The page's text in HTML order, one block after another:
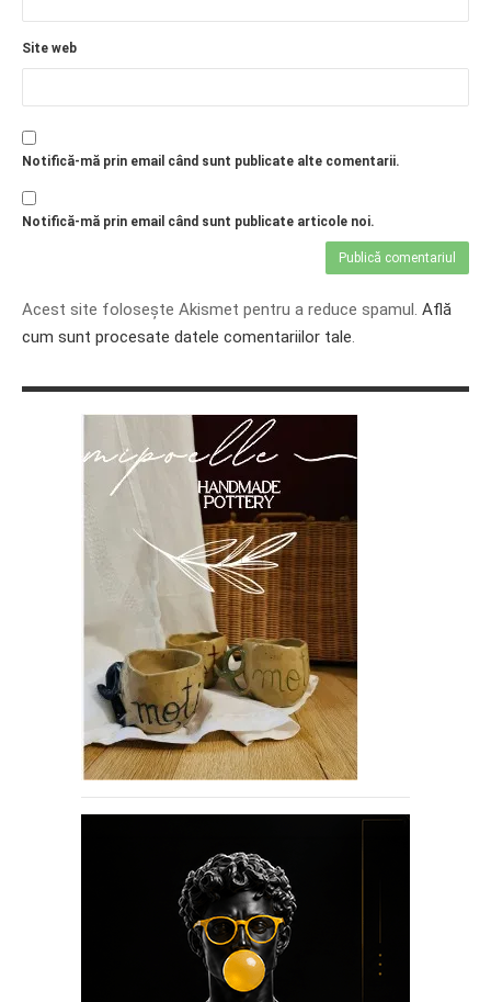
Site web
Notifică-mă prin email când sunt publicate alte comentarii.
Notifică-mă prin email când sunt publicate articole noi.
Acest site folosește Akismet pentru a reduce spamul. Află
cum sunt procesate datele comentariilor tale.